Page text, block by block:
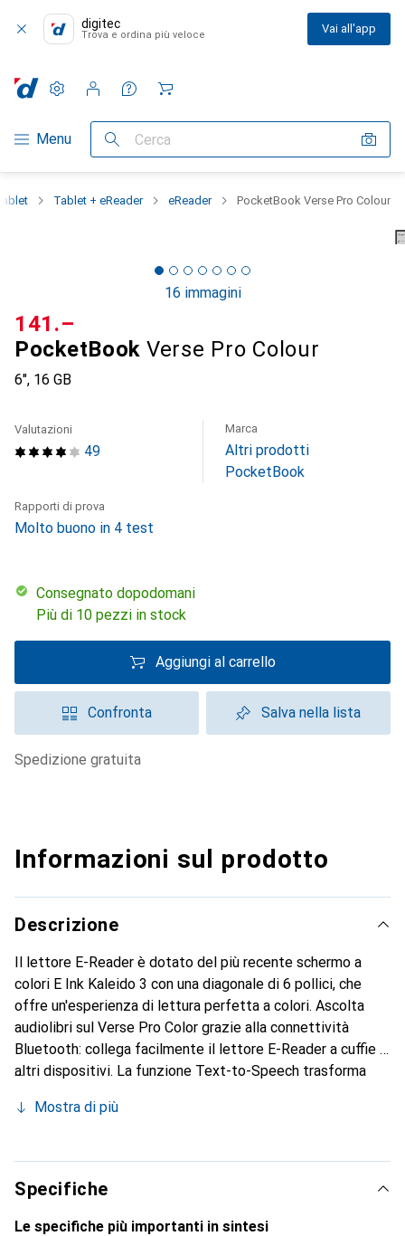
digitec
Trova e ordina più veloce Vai all'app
Categoria Navigazione
Menu Cerca
Impostazioni
Conto cliente
Liste di confronto
Liste dei desideri
Carrello
Tablet + eReader eReader PocketBook Verse Pro Colour
16 immagini
PocketBook Verse Pro Colour
6", 16 GB
CHF
141.–
49
Valutazioni Marca
Altri prodotti
PocketBook
Rapporti di prova
Molto buono in 4 test
Consegnato dopodomani
Più di 10 pezzi in stock
Aggiungi al carrello
Confronta Salva nella lista
spedizione gratuita
Informazioni sul prodotto
Descrizione
Il lettore E-Reader è dotato del più recente schermo a
colori E Ink Kaleido 3 con una diagonale di 6 pollici, che
offre un'esperienza di lettura perfetta a colori. Ascolta
audiolibri sul Verse Pro Color grazie alla connettività
Bluetooth: collega facilmente il lettore E-Reader a cuffie e
altri dispositivi. La funzione Text-to-Speech trasforma
legge ogni libro con una voce dal suono naturale. Luce
fresca per la lettura alla luce del giorno a una tonalità gialla
calda e rilassante per la lettura a letto.
Mostra di più
Specifiche
Le specifiche più importanti in sintesi